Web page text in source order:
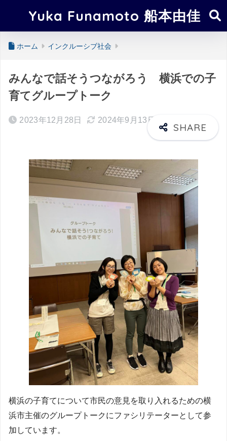
Yuka Funamoto 船本由佳
ホーム インクルーシブ社会
みんなで話そうつながろう 横浜での子
育てグループトーク
2023年12月28日 2024年9月13日
横浜の子育てについて市民の意見を取り入れるための横
浜市主催のグループトークにファシリテーターとして参
加しています。